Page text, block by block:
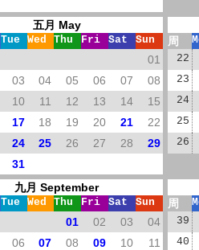
五月 May
Tue Wed Thu Fri Sat
Sun
01
03 04 05 06 07 08
10 11 12 13 14 15
17 18 19 20 21 22
24 25 26 27 28 29
31
周
22
23
24
25
26
九月 September
Tue Wed Thu Fri Sat
Sun
01 02 03 04
06 07 08 09 10 11
周
39
40